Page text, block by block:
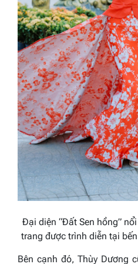
Đại diện “Đất Sen hồng”
trang được trình diễn tại
Bên cạnh đó, Thùy Dương